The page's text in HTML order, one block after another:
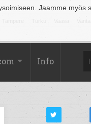
Jaamme myös
Info